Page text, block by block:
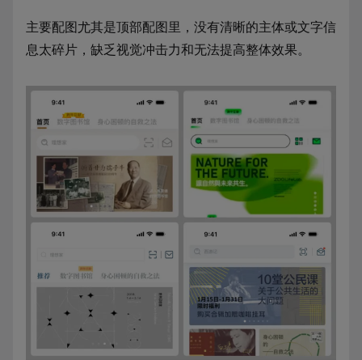
主要配图尤其是顶部配图里，没有清晰的主体或文字信
息太碎片，缺乏视觉冲击力和无法提高整体效果。